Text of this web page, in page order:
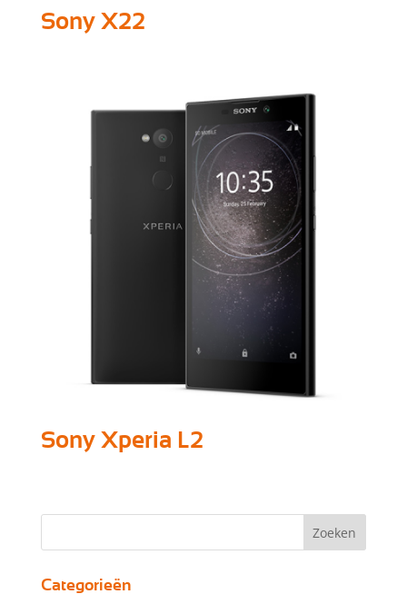
Sony X22
Sony Xperia L2
Categorieën